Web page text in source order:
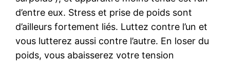
d’entre eux. Stress et prise de poids sont
d’ailleurs fortement liés. Luttez contre l’un et
vous lutterez aussi contre l’autre. En loser du
poids, vous abaisserez votre tension